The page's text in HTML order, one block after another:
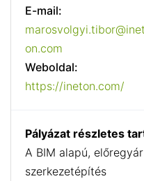
E-mail:
marosvolgyi.tibor@inet
on.com
Weboldal:
https://ineton.com/
Pályázat részletes
A BIM alapú,
szerkezetépítés